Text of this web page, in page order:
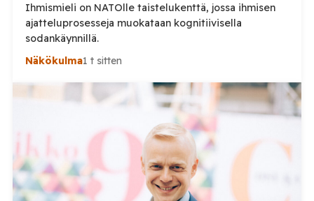
Ihmismieli on NATOlle taistelukenttä, jossa ihmisen
ajatteluprosesseja muokataan kognitiivisella
sodankäynnillä.
Näkökulma1 t sitten